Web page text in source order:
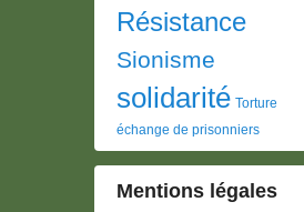
Résistance
Sionisme
solidarité Torture
échange de prisonniers
Mentions légales